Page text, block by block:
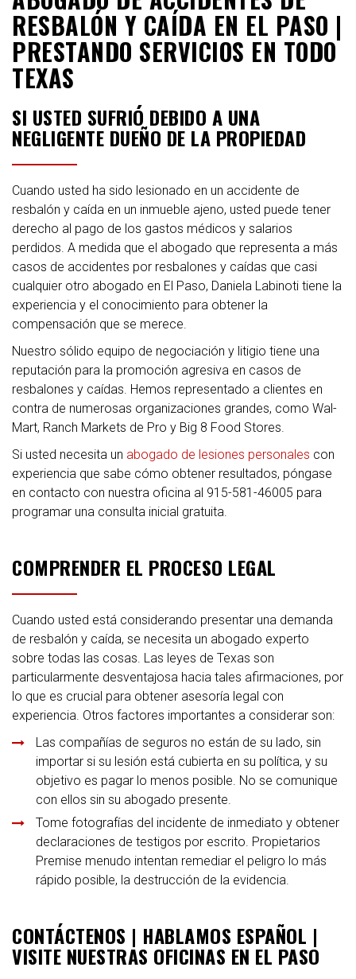
RESBALÓN Y CAÍDA EN EL PASO |
PRESTANDO SERVICIOS EN TODO
TEXAS
SI USTED SUFRIÓ DEBIDO A UNA
NEGLIGENTE DUEÑO DE LA PROPIEDAD
Cuando usted ha sido lesionado en un accidente de
resbalón y caída en un inmueble ajeno, usted puede tener
derecho al pago de los gastos médicos y salarios
perdidos. A medida que el abogado que representa a más
casos de accidentes por resbalones y caídas que casi
cualquier otro abogado en El Paso, Daniela Labinoti tiene la
experiencia y el conocimiento para obtener la
compensación que se merece.
Nuestro sólido equipo de negociación y litigio tiene una
reputación para la promoción agresiva en casos de
resbalones y caídas. Hemos representado a clientes en
contra de numerosas organizaciones grandes, como Wal-
Mart, Ranch Markets de Pro y Big 8 Food Stores.
Si usted necesita un abogado de lesiones personales con
experiencia que sabe cómo obtener resultados, póngase
en contacto con nuestra oficina al 915-581-46005 para
programar una consulta inicial gratuita.
COMPRENDER EL PROCESO LEGAL
Cuando usted está considerando presentar una demanda
de resbalón y caída, se necesita un abogado experto
sobre todas las cosas. Las leyes de Texas son
particularmente desventajosa hacia tales afirmaciones, por
lo que es crucial para obtener asesoría legal con
experiencia. Otros factores importantes a considerar son:
Las compañías de seguros no están de su lado, sin
importar si su lesión está cubierta en su política, y su
objetivo es pagar lo menos posible. No se comunique
con ellos sin su abogado presente.
Tome fotografías del incidente de inmediato y obtener
declaraciones de testigos por escrito. Propietarios
Premise menudo intentan remediar el peligro lo más
rápido posible, la destrucción de la evidencia.
CONTÁCTENOS | HABLAMOS ESPAÑOL |
VISITE NUESTRAS OFICINAS EN EL PASO